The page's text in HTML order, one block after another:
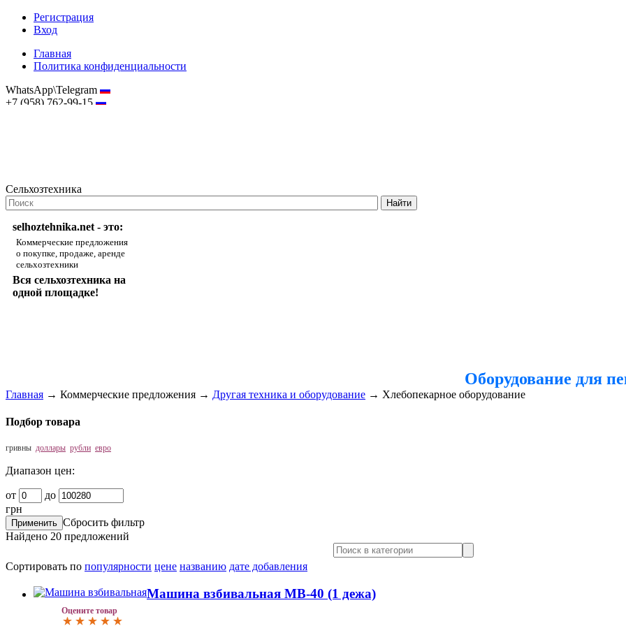
Регистрация
Вход
Главная
Политика конфиденциальности
WhatsApp\Telegram
+7 (958) 762-99-15
Сельхозтехника
selhoztehnika.net - это:
Коммерческие предложения
о покупке, продаже, аренде
сельхозтехники
Вся сельхозтехника на
одной площадке!
Оборудование для
Главная → Коммерческие предложения → Другая техника и оборудование → Хлебопекарное оборудование
Подбор товара
гривны доллары рубли евро
Диапазон цен:
от
до
грн
Сбросить фильтр
Найдено 20 предложений
Сортировать по популярности цене названию дате добавления
Оцените товар
Машина взбивальная МВ-40 (1 дежа)